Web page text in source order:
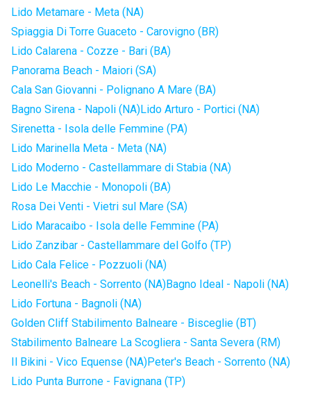
Lido Metamare - Meta (NA)
Spiaggia Di Torre Guaceto - Carovigno (BR)
Lido Calarena - Cozze - Bari (BA)
Panorama Beach - Maiori (SA)
Cala San Giovanni - Polignano A Mare (BA)
Bagno Sirena - Napoli (NA)Lido Arturo - Portici (NA)
Sirenetta - Isola delle Femmine (PA)
Lido Marinella Meta - Meta (NA)
Lido Moderno - Castellammare di Stabia (NA)
Lido Le Macchie - Monopoli (BA)
Rosa Dei Venti - Vietri sul Mare (SA)
Lido Maracaibo - Isola delle Femmine (PA)
Lido Zanzibar - Castellammare del Golfo (TP)
Lido Cala Felice - Pozzuoli (NA)
Leonelli's Beach - Sorrento (NA)Bagno Ideal - Napoli (NA)
Lido Fortuna - Bagnoli (NA)
Golden Cliff Stabilimento Balneare - Bisceglie (BT)
Stabilimento Balneare La Scogliera - Santa Severa (RM)
Il Bikini - Vico Equense (NA)Peter's Beach - Sorrento (NA)
Lido Punta Burrone - Favignana (TP)